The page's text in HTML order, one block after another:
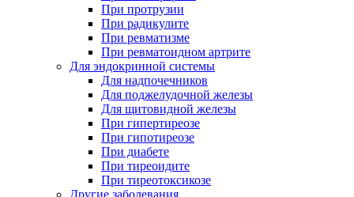
При протрузии
При радикулите
При ревматизме
При ревматоидном артрите
Для эндокринной системы
Для надпочечников
Для поджелудочной железы
Для щитовидной железы
При гипертиреозе
При гипотиреозе
При диабете
При тиреоидите
При тиреотоксикозе
Другие заболевания